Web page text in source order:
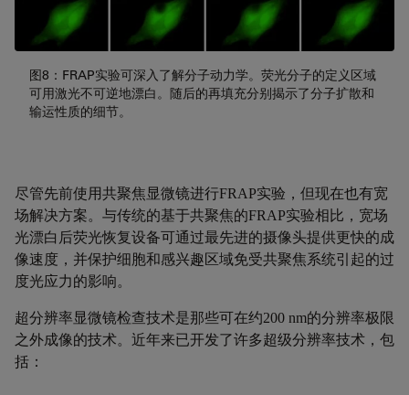
图8：FRAP实验可深入了解分子动力学。荧光分子的定义区域
可用激光不可逆地漂白。随后的再填充分别揭示了分子扩散和
输运性质的细节。
尽管先前使用共聚焦显微镜进行FRAP实验，但现在也有宽
场解决方案。与传统的基于共聚焦的FRAP实验相比， 宽场
光漂白后荧光恢复设备可通过最先进的摄像头提供更快的成
像速度，并保护细胞和感兴趣区域免受共聚焦系统引起的过
度光应力的影响。
超分辨率显微镜检查技术是那些可在约200 nm的分辨率极限
之外成像的技术。近年来已开发了许多超级分辨率技术，包
括：